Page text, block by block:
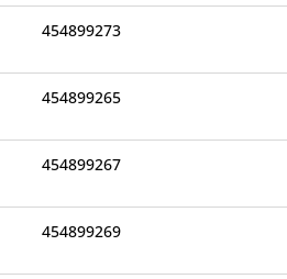
454899273
454899265
454899267
454899269